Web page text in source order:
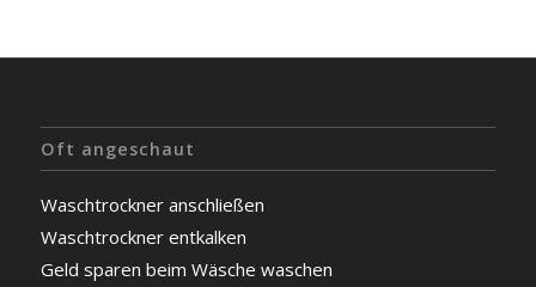
Oft angeschaut
Waschtrockner anschließen
Waschtrockner entkalken
Geld sparen beim Wäsche waschen